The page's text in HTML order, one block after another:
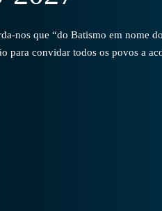
nos que “do Batismo em nome
para convidar todos os povos a